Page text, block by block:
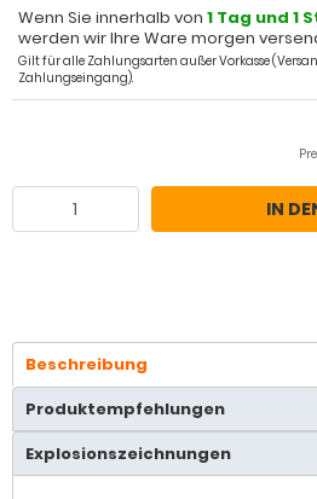
Wenn Sie innerhalb von 1 Tag und 1
werden wir Ihre Ware morgen
Gilt für alle Zahlungsarten außer Vorkasse
Zahlungseingang).
IN
Beschreibung
Produktempfehlungen
Explosionszeichnungen